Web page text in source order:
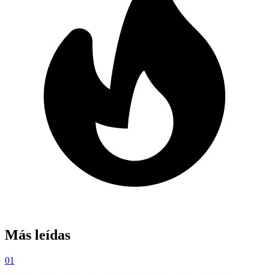
Más leídas
01